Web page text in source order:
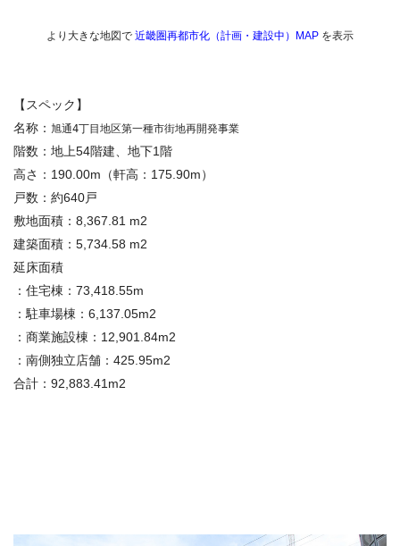
より大きな地図で 近畿圏再都市化（計画・建設中）MAP を表示
【スペック】
名称： 旭通4丁目地区第一種市街地再開発事業
階数：地上54階建、地下1階
高さ：190.00m（軒高：175.90m）
戸数：約640戸
敷地面積：8,367.81 m2
建築面積：5,734.58 m2
延床面積
：住宅棟：73,418.55m
：駐車場棟：6,137.05m2
：商業施設棟：12,901.84m2
：南側独立店舗：425.95m2
合計：92,883.41m2